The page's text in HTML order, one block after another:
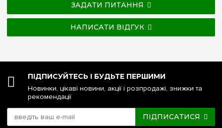
ЗАДАТИ ПИТАННЯ
НАПИСАТИ ВІДГУК
ПІДПИСУЙТЕСЬ І БУДЬТЕ ПЕРШИМИ
Новинки, цікаві новини, акції і розпродажі, знижки та
рекомендації
ПІДПИСАТИСЯ